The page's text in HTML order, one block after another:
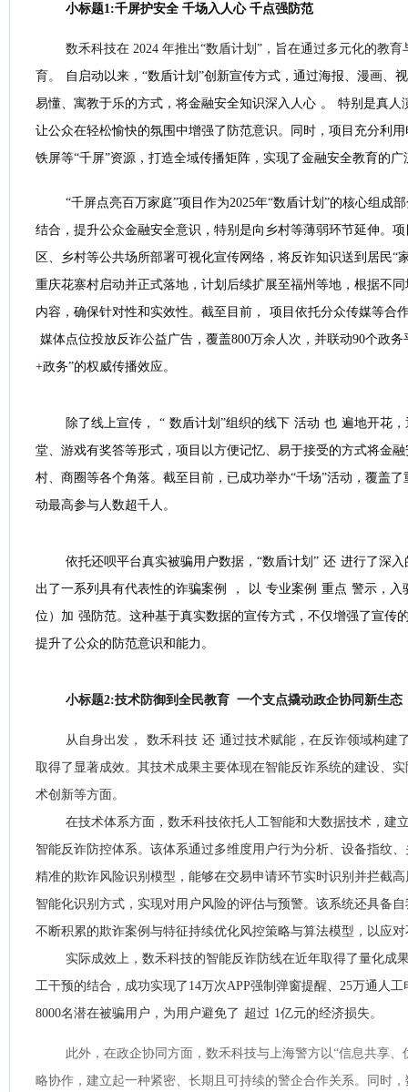
小标题1:千屏护安全 千场入人心 千点强防范
数禾科技在 2024 年推出“数盾计划”，旨在通过多元化的教
育。
自启动以来，“数盾计划”创新宣传方式，通过海报、漫画、
易懂、寓教于乐的方式，将金融安全知识深入人心 。
特别是真人
让公众在轻松愉快的氛围中增强了防范意识。同时，项目充分利
铁屏等“千屏”资源，打造全域传播矩阵，实现了金融安全教育的广
“千屏点亮百万家庭”项目作为2025年“数盾计划”的核心组成
结合，提升公众金融安全意识，特别是向乡村等薄弱环节延伸。‌
区、乡村等公共场所部署可视化宣传网络，将反诈知识送到居民“
重庆花寨村启动并正式落地，计划后续扩展至福州等地，根据不
内容，确保针对性和实效性。截至目前，
项目依托分众传媒等合
媒体点位投放反诈公益广告，覆盖800万余人次，并联动90个政
+政务”的权威传播效应。
除了线上宣传， “ 数盾计划”组织的线下 活动 也 遍地开花
堂、游戏有奖答等形式，项目以方便记忆、易于接受的方式将金
村、商圈等各个角落。截至目前，已成功举办“千场”活动，覆盖
动最高参与人数超千人。
依托还呗平台真实被骗用户数据，“数盾计划” 还 进行了深入
出了一系列具有代表性的诈骗案例
， 以 专业案例 重点 警示，入
位）加 强防范。这种基于真实数据的宣传方式，不仅增强了宣传
提升了公众的防范意识和能力。
小标题2:技术防御到全民教育 一个支点撬动政企协同新生态
从自身出发， 数禾科技 还 通过技术赋能，在反诈领域构建
取得了显著成效。其技术成果主要体现在智能反诈系统的建设、
术创新等方面。
在技术体系方面，数禾科技依托人工智能和大数据技术，建
智能反诈防控体系。该体系通过多维度用户行为分析、设备指纹
精准的欺诈风险识别模型，能够在交易申请环节实时识别并拦截
智能化识别方式，实现对用户风险的评估与预警。‌该系统还具备
不断积累的欺诈案例与特征持续优化风控策略与算法模型，以应
实际成效上，数禾科技的智能反诈防线在近年取得了量化成
工干预的结合，成功实现了14万次APP强制弹窗提醒、25万通人
8000名潜在被骗用户，为用户避免了 超过 1亿元的经济损失。
此外，在政企协同方面，数禾科技与上海警方以“信息共享
略协作，建立起一种紧密、长期且可持续的警企合作关系。同时